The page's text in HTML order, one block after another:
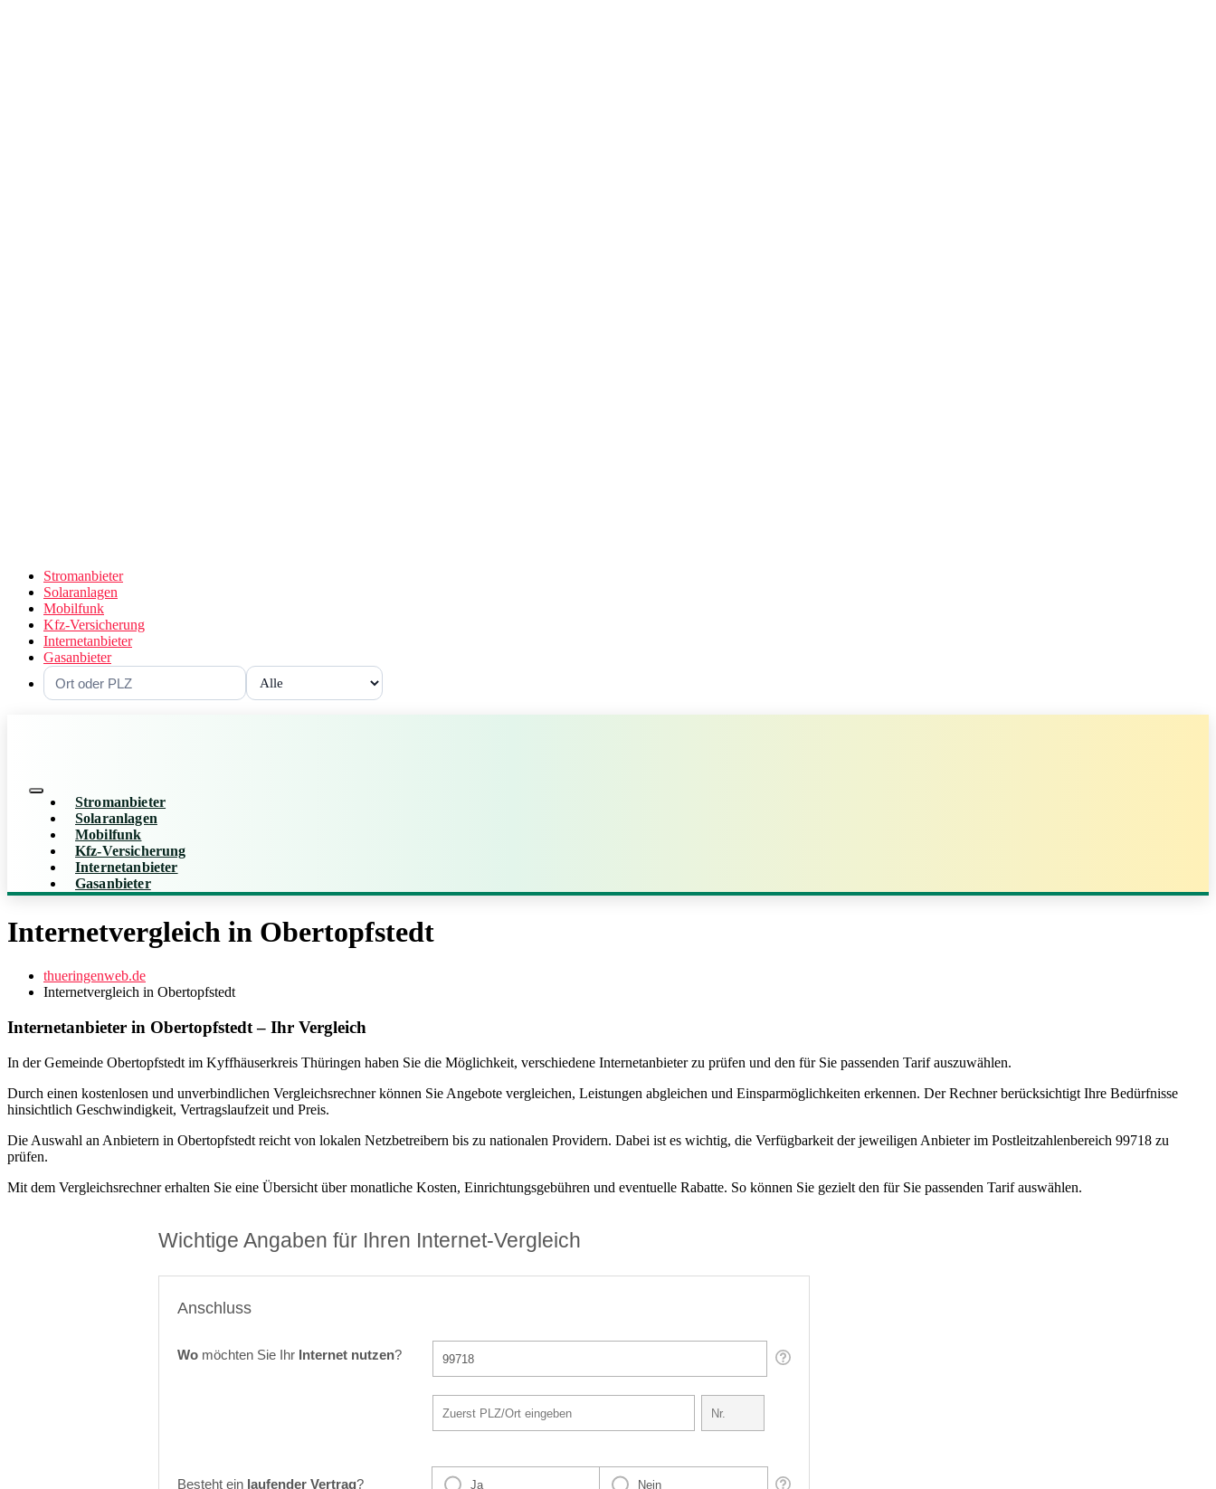
Stromanbieter
Solaranlagen
Mobilfunk
Kfz-Versicherung
Internetanbieter
Gasanbieter
Stromanbieter
Solaranlagen
Mobilfunk
Kfz-Versicherung
Internetanbieter
Gasanbieter
Internetvergleich in Obertopfstedt
thueringenweb.de
Internetvergleich in Obertopfstedt
Internetanbieter in Obertopfstedt – Ihr Vergleich
In der Gemeinde Obertopfstedt im Kyffhäuserkreis Thüringen haben Sie die Möglichkeit, verschiedene Internetanbieter zu prüfen und den für Sie passenden Tarif auszuwählen.
Durch einen kostenlosen und unverbindlichen Vergleichsrechner können Sie Angebote vergleichen, Leistungen abgleichen und Einsparmöglichkeiten erkennen. Der Rechner berücksichtigt Ihre Bedürfnisse
hinsichtlich Geschwindigkeit, Vertragslaufzeit und Preis.
Die Auswahl an Anbietern in Obertopfstedt reicht von lokalen Netzbetreibern bis zu nationalen Providern. Dabei ist es wichtig, die Verfügbarkeit der jeweiligen Anbieter im Postleitzahlenbereich 99718 zu
prüfen.
Mit dem Vergleichsrechner erhalten Sie eine Übersicht über monatliche Kosten, Einrichtungsgebühren und eventuelle Rabatte. So können Sie gezielt den für Sie passenden Tarif auswählen.